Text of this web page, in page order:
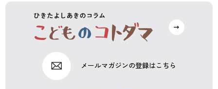
メールマガジンの登録はこちら